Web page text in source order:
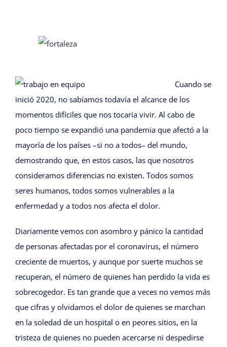
Ver
grande
Cuando se
inició 2020, no sabíamos todavía el alcance de los
momentos difíciles que nos tocaría vivir. Al cabo de
poco tiempo se expandió una pandemia que afectó a la
mayoría de los países –si no a todos– del mundo,
demostrando que, en estos casos, las que nosotros
consideramos diferencias no existen. Todos somos
seres humanos, todos somos vulnerables a la
enfermedad y a todos nos afecta el dolor.
Diariamente vemos con asombro y pánico la cantidad
de personas afectadas por el coronavirus, el número
creciente de muertos, y aunque por suerte muchos se
recuperan, el número de quienes han perdido la vida es
sobrecogedor. Es tan grande que a veces no vemos más
que cifras y olvidamos el dolor de quienes se marchan
en la soledad de un hospital o en peores sitios, en la
tristeza de quienes no pueden acercarse ni despedirse